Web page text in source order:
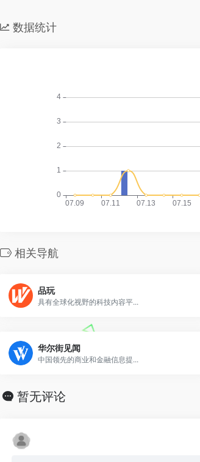
数据统计
相关导航
品玩
具有全球化视野的科技内容平...
华尔街见闻
中国领先的商业和金融信息提...
暂无评论